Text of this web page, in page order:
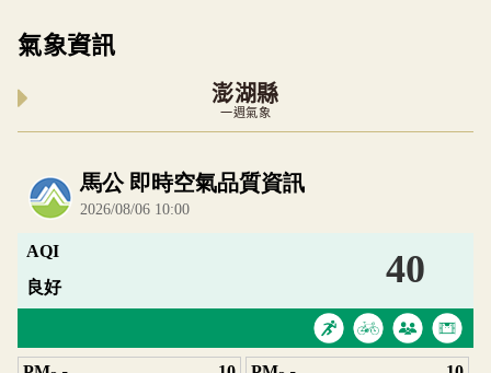
氣象資訊
澎湖縣
一週氣象
內嵌空氣品質小工具為視覺預覽，完整即時空